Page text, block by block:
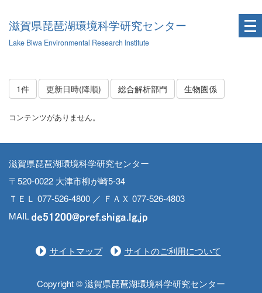
滋賀県琵琶湖環境科学研究センター
Lake Biwa Environmental Research Institute
1件 更新日時(降順) 総合解析部門 生物圏係
コンテンツがありません。
滋賀県琵琶湖環境科学研究センター
〒520-0022 大津市柳が崎5-34
ＴＥＬ 077-526-4800 ／ ＦＡＸ 077-526-4803
MAIL
サイトマップ サイトのご利用について
Copyright © 滋賀県琵琶湖環境科学研究センター